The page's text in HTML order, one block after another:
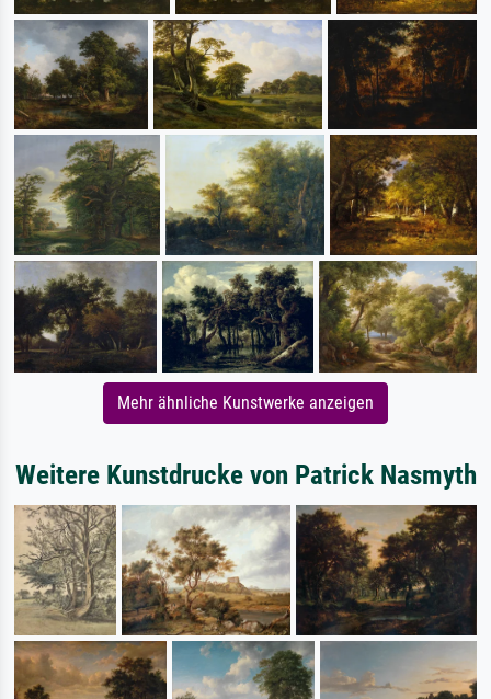
Mehr ähnliche Kunstwerke anzeigen
Weitere Kunstdrucke von Patrick Nasmyth